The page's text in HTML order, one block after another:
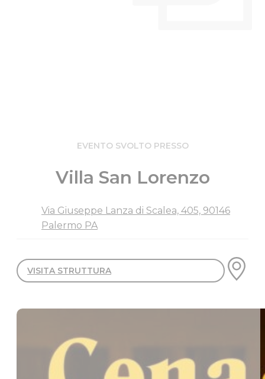
EVENTO SVOLTO PRESSO
Villa San Lorenzo
Via Giuseppe Lanza di Scalea, 405, 90146
Palermo PA
VISITA STRUTTURA